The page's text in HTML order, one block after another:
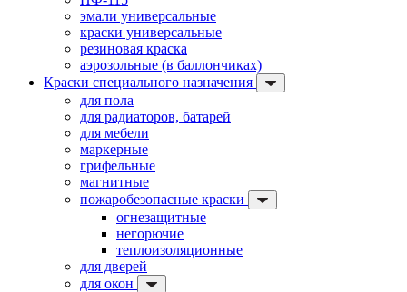
эмали универсальные
краски универсальные
резиновая краска
аэрозольные (в баллончиках)
Краски специального назначения
для пола
для радиаторов, батарей
для мебели
маркерные
грифельные
магнитные
пожаробезопасные краски
огнезащитные
негорючие
теплоизоляционные
для дверей
для окон